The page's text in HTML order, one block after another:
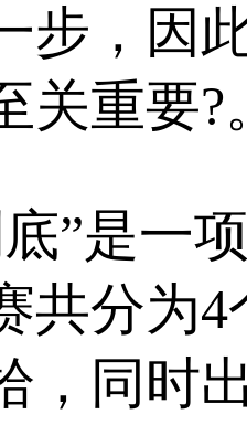
步，因
关重要?
”是一
共分为
，同时